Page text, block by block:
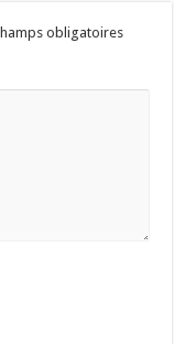
obligatoires